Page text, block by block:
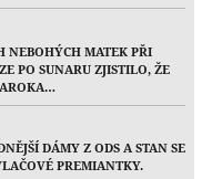
NEBOHÝCH MATEK PŘI
PO SUNARU ZJISTILO, ŽE
DÁMY Z ODS A STAN SE
PREMIANTKY.